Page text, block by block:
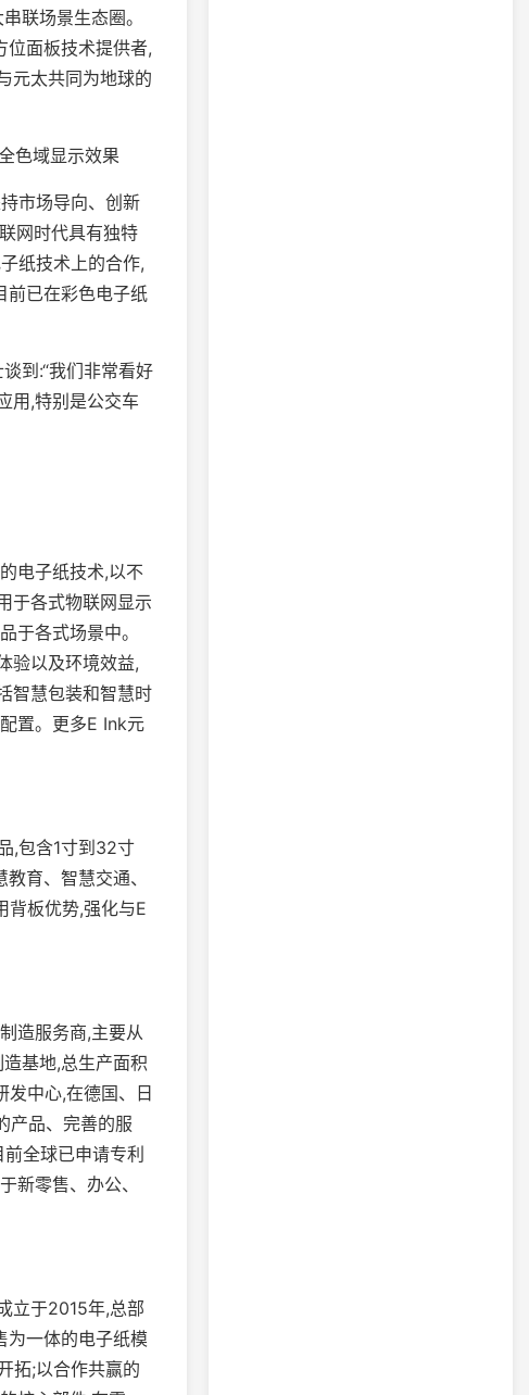
联场景生态圈。
位面板技术提供者,
元太共同为地球的
色域显示效果
市场导向、创新
网时代具有独特
纸技术上的合作,
前已在彩色电子纸
到:“我们非常看好
用,特别是公交车
电子纸技术,以不
于各式物联网显示
于各式场景中。
验以及环境效益,
智慧包装和智慧时
置。更多E Ink元
,包含1寸到32寸
育、智慧交通、
背板优势,强化与E
造服务商,主要从
基地,总生产面积
发中心,在德国、日
产品、完善的服
全球已申请专利
新零售、办公、
立于2015年,总部
为一体的电子纸模
拓;以合作共赢的